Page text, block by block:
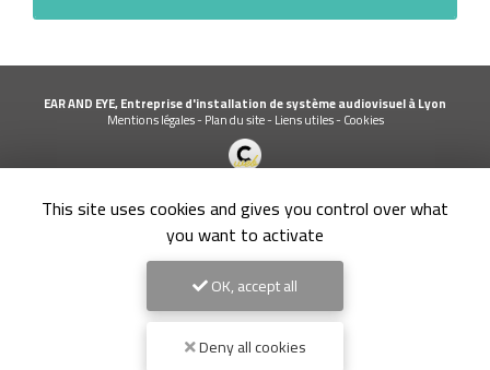
EAR AND EYE, Entreprise d'installation de système audiovisuel à Lyon
Mentions légales-Plan du site-Liens utiles-Cookies
Demande de Devis
Entreprise d'installation de système audiovisuel à Lyon
Équipement d’une salle de réunion à Romans-sur-Isère
9.1/10
7 avis
This site uses cookies and gives you control over what
you want to activate
OK, accept all
Deny all cookies